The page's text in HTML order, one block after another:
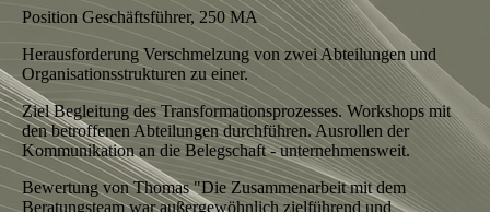
Position Geschäftsführer, 250 MA
HerausforderungVerschmelzung von zwei Abteilungen und
Organisationsstrukturen zu einer.
ZielBegleitung des Transformationsprozesses. Workshops mit
den betroffenen Abteilungen durchführen. Ausrollen der
Kommunikation an die Belegschaft - unternehmensweit.
Bewertung von Thomas"Die Zusammenarbeit mit dem
Beratungsteam war außergewöhnlich zielführend und